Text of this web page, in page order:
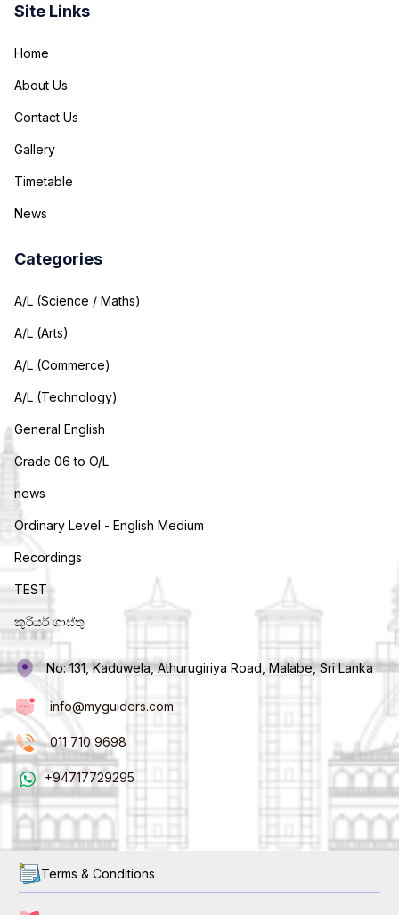
Site Links
Home
About Us
Contact Us
Gallery
Timetable
News
Categories
A/L (Science / Maths)
A/L (Arts)
A/L (Commerce)
A/L (Technology)
General English
Grade 06 to O/L
news
Ordinary Level - English Medium
Recordings
TEST
කුරියර් ගාස්තු
No: 131, Kaduwela, Athurugiriya Road, Malabe, Sri Lanka
info@myguiders.com
011 710 9698
+94717729295
Terms & Conditions